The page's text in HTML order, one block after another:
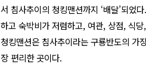
서 침사추이의 청킹맨션까지 ‘배달’되었
하고 숙박비가 저렴하고, 여관, 상점, 식
청킹맨션은 침사추이라는 구룡반도의 가
장 편리한 곳이다.